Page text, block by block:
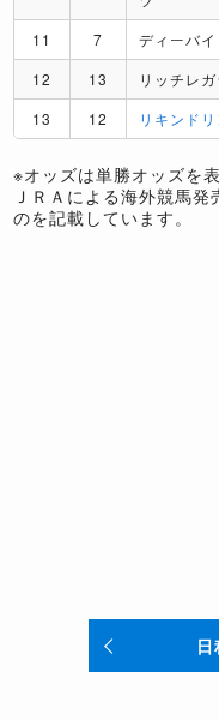
11 7 ディーバイ
12
13 リッチレ
13
12 リキンド
※オッズは単勝オッズを
ＪＲＡによる海外競馬
のを記載しています。